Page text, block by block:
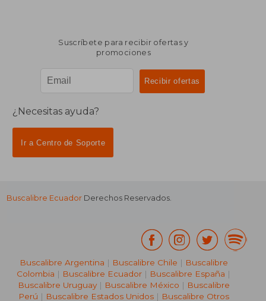
Suscríbete para recibir ofertas y
promociones
¿Necesitas ayuda?
Ir a Centro de Soporte
Buscalibre Ecuador Derechos Reservados.
Buscalibre Argentina | Buscalibre Chile | Buscalibre
Colombia | Buscalibre Ecuador | Buscalibre España |
Buscalibre Uruguay| Buscalibre México | Buscalibre
Perú | Buscalibre Estados Unidos| Buscalibre Otros